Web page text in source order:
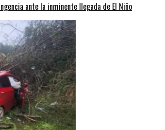
ante la inminente llegada de El Niño